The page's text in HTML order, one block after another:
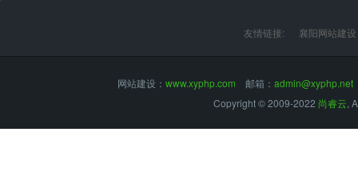
友情链接: 襄阳网站建设
网站建设： www.xyphp.com 邮箱： admin@xyphp.net
Copyright © 2009-2022 尚睿云,